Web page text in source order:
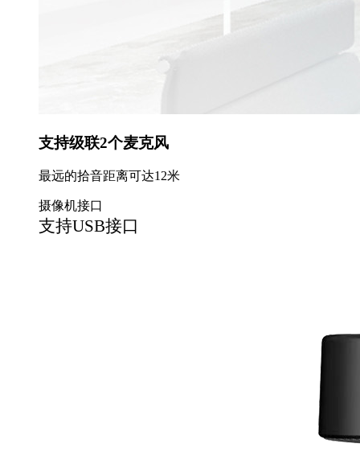
支持级联2个麦克风
最远的拾音距离可达12米
摄像机接口
支持USB接口